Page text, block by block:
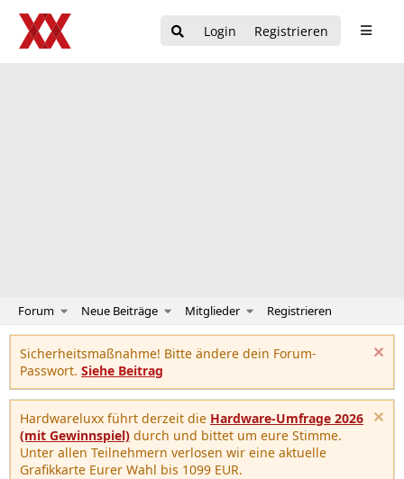
Login Registrieren
Forum Neue Beiträge Mitglieder Registrieren
Sicherheitsmaßnahme! Bitte ändere dein Forum-
Passwort. Siehe Beitrag
Hardwareluxx führt derzeit die Hardware-Umfrage 2026
(mit Gewinnspiel) durch und bittet um eure Stimme.
Unter allen Teilnehmern verlosen wir eine aktuelle
Grafikkarte Eurer Wahl bis 1099 EUR.